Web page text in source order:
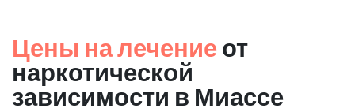
Цены на лечение от
наркотической
зависимости в Миассе